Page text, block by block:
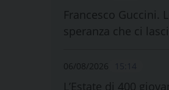
Francesco Guccini.
speranza che ci
06/08/2026
L’Estate di 400